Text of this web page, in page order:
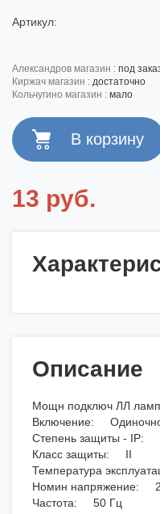
Артикул:
александров магазин : под
киржач магазин : достаточно
кольчугино магазин : мало
13 руб.
Описание
Мощн подключ ЛЛ
Включение:
Степень защиты - IP:
Класс защиты: II
Температура
Номин напряжение:
Частота: 50 Гц